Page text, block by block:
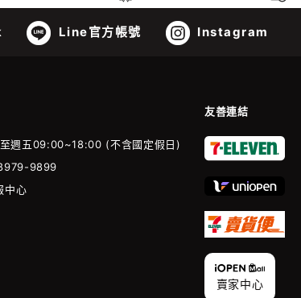
Line官方帳號 Instagram
友善連結
週五09:00~18:00 (不含國定假日)
9899
中心
賣家中心